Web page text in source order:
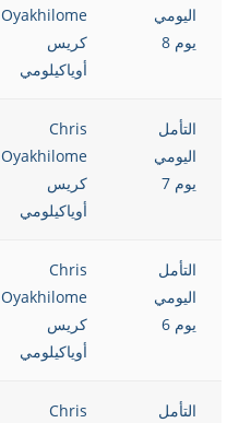
اليومي
يوم 8
Oyakhilome
كريس
أوياكيلومي
التأمل
اليومي
يوم 7
Chris
Oyakhilome
كريس
أوياكيلومي
التأمل
اليومي
يوم 6
Chris
Oyakhilome
كريس
أوياكيلومي
التأمل
Chris